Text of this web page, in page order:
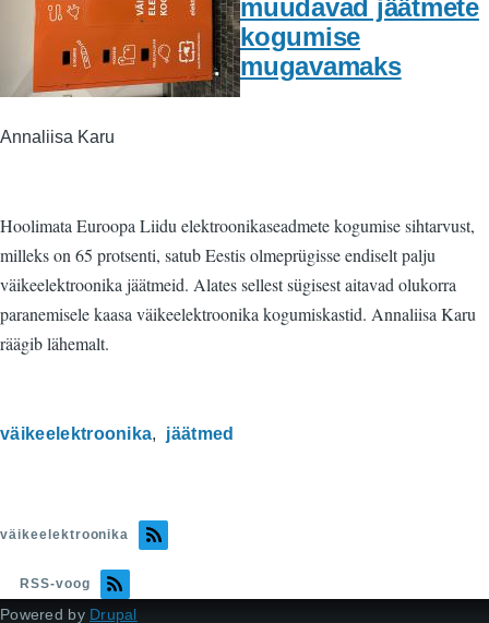
muudavad jäätmete
kogumise
mugavamaks
Annaliisa Karu
Hoolimata Euroopa Liidu elektroonikaseadmete kogumise sihtarvust,
milleks on 65 protsenti, satub Eestis olmeprügisse endiselt palju
väikeelektroonika jäätmeid. Alates sellest sügisest aitavad olukorra
paranemisele kaasa väikeelektroonika kogumiskastid. Annaliisa Karu
räägib lähemalt.
väikeelektroonika jäätmed
väikeelektroonika
RSS-voog
Powered by Drupal